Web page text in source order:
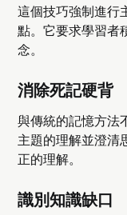
這個技巧強制進行
點。它要求學習者
念。
消除死記硬背
與傳統的記憶方法
主題的理解並澄清
正的理解。
識別知識缺口